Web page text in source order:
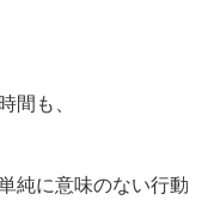
間も、
純に意味のない行動